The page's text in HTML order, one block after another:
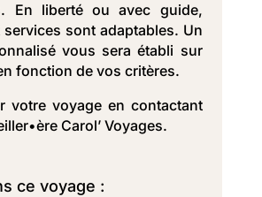
En liberté ou avec guide,
services sont adaptables. Un
vous sera établi sur
fonction de vos critères.
votre voyage en contactant
Carol’ Voyages.
ce voyage :